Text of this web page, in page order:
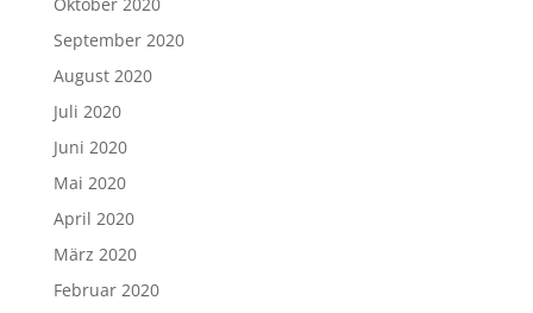
September 2020
August 2020
Juli 2020
Juni 2020
Mai 2020
April 2020
März 2020
Februar 2020